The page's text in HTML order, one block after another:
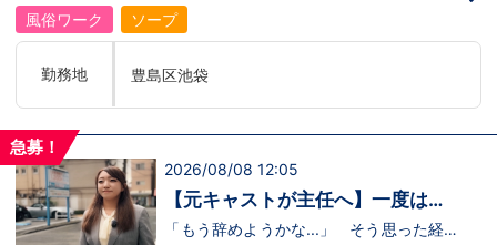
は、入社初日でそのイメージがガラッと変
わり、「本当に優しい人ばかり」と感じた
不安な表情が笑顔に変わっていく瞬間を見
届けることが、この仕事の大きなやりがい
だと語ってくれました。動画では、入社の
できたポイント、将来の展望までリアルに
↓https://youtu.be/UY9DxQ22NBA
風俗ワーク
ソープ
勤務地 豊島区池袋
急募！
2026/08/08 12:05
【元キャストが主任へ】一度は退
職を考えた3年目スタッフの転機
「もう辞めようかな...」 そう思った経験